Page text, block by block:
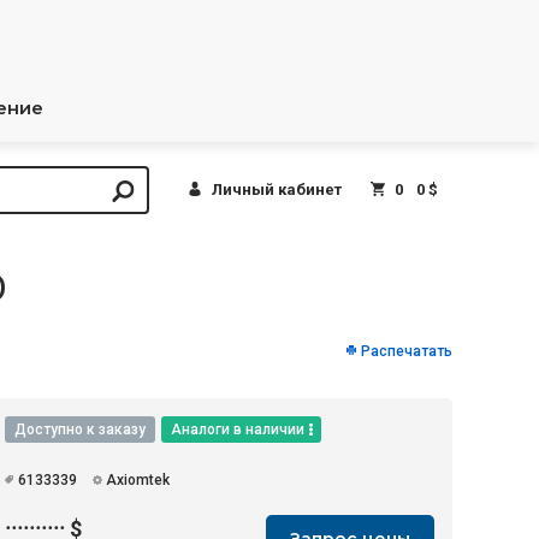
Личный кабинет 0 0 $
Распечатать
Доступно к заказу Аналоги в наличии
6133339 Axiomtek
·········· $